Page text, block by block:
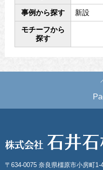
事例から探す 新設
モチーフから
探す
〒634-0075 奈良県橿原市小房町1-